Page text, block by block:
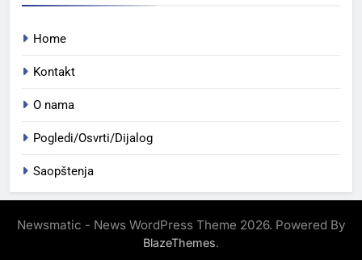
Home
Kontakt
O nama
Pogledi/Osvrti/Dijalog
Saopštenja
Newsmatic - News WordPress Theme 2026. Powered By
BlazeThemes.